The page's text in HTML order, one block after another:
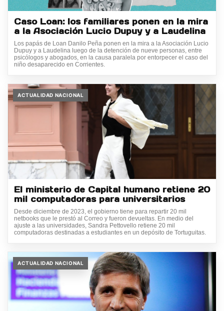
Caso Loan: los familiares ponen en la mira
a la Asociación Lucio Dupuy y a Laudelina
Los papás de Loan Danilo Peña ponen en la mira a la Asociación Lucio
Dupuy y a Laudelina luego de la detención de nueve personas, entre
psicólogos y abogados, en la causa paralela por entorpecer el caso del
niño desaparecido en Corrientes.
ACTUALIDAD NACIONAL
El ministerio de Capital humano retiene 20
mil computadoras para universitarios
Desde diciembre de 2023, el gobierno tiene para repartir 20 mil
netbooks que le prestó al Correo y fueron devueltas. En medio del
ajuste a las universidades, Sandra Pettovello retiene 20 mil
computadoras destinadas a estudiantes en un depósito de Tortuguitas.
ACTUALIDAD NACIONAL